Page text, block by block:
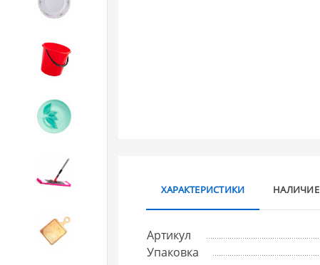
11. Товары для КУХНИ
ХАРАКТЕРИСТИКИ НАЛИЧИЕ
Артикул
Упаковка